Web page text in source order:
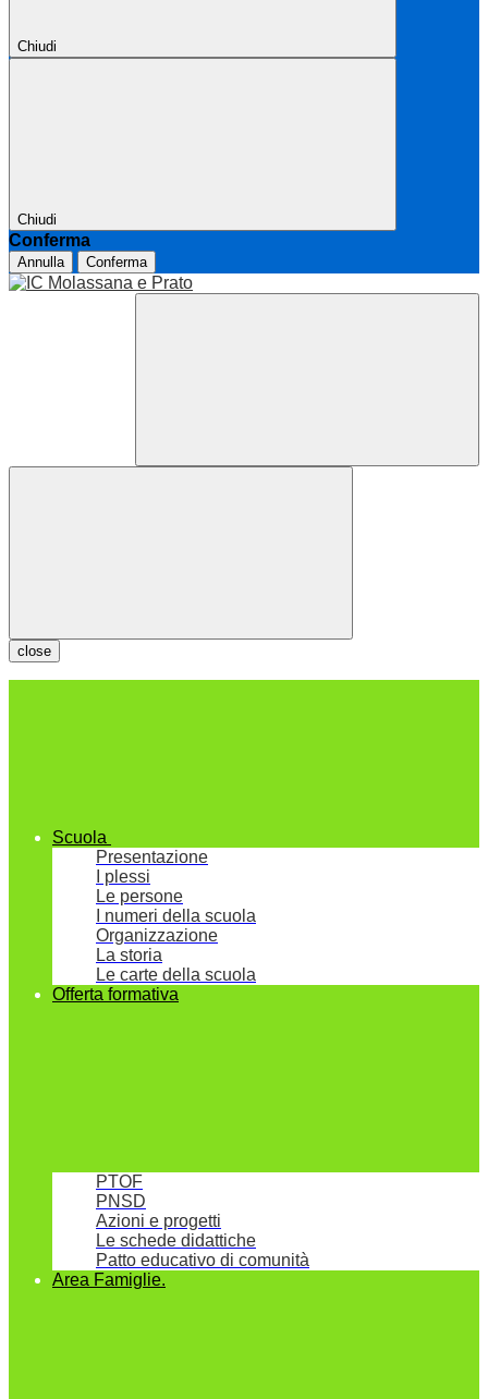
Chiudi
Chiudi
Conferma
Annulla Conferma
close
Scuola
Presentazione
I plessi
Le persone
I numeri della scuola
Organizzazione
La storia
Le carte della scuola
Offerta formativa
PTOF
PNSD
Azioni e progetti
Le schede didattiche
Patto educativo di comunità
Area Famiglie.